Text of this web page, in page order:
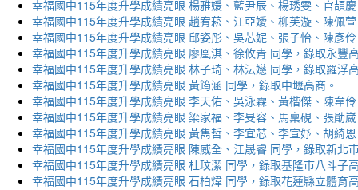
幸福國中115年度升學成績亮眼 楊雅媛、藍尹辰、楊琇雯、官頡
幸福國中115年度升學成績亮眼 趙宥菘、江亞嬡、柳芙漩、陳佩
幸福國中115年度升學成績亮眼 邱姿彤、吳芯妮、張子怡、陳彥
幸福國中115年度升學成績亮眼 廖凰淇、徐攸青 同學，錄取永豐
幸福國中115年度升學成績亮眼 林子琦、林沄嬨 同學，錄取羅浮
幸福國中115年度升學成績亮眼 黃筠涵 同學，錄取中壢高商。
幸福國中115年度升學成績亮眼 李天佑、吳泳霖、黃楷傑、陳韋
幸福國中115年度升學成績亮眼 梁家福、李旻容、馬稟硯、張勛
幸福國中115年度升學成績亮眼 黃雋哲、李宜芯、李宣妤、胡綺
幸福國中115年度升學成績亮眼 陳威全、江晟睿 同學，錄取新北
幸福國中115年度升學成績亮眼 杜玟潔 同學，錄取基隆市八斗子
幸福國中115年度升學成績亮眼 石柏煒 同學，錄取花蓮縣立體育